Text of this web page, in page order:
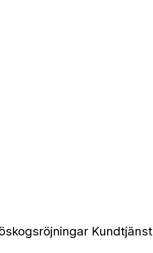
Kundtjänst